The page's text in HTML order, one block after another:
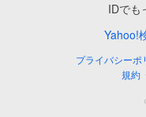
IDでも
Yahoo!
プライバシーポ
規約